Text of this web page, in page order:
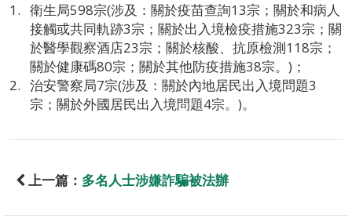
衛生局598宗(涉及：關於疫苗查詢13宗；關於和病人
接觸或共同軌跡3宗；關於出入境檢疫措施323宗；關
於醫學觀察酒店23宗；關於核酸、抗原檢測118宗；
關於健康碼80宗；關於其他防疫措施38宗。)；
治安警察局7宗(涉及：關於內地居民出入境問題3
宗；關於外國居民出入境問題4宗。)。
上一篇： 多名人士涉嫌詐騙被法辦